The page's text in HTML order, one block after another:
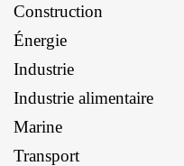
Construction
Énergie
Industrie
Industrie alimentaire
Marine
Transport